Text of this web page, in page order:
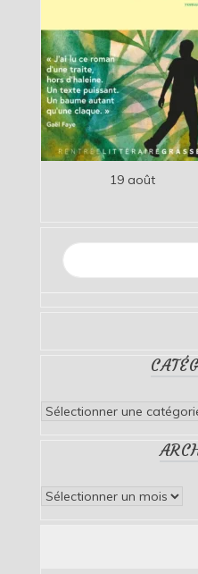
19 août
Catégories
Archives